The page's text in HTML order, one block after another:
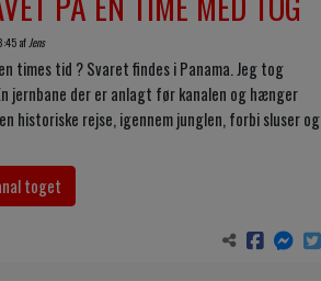
afJens
times tid ? Svaret findes i Panama. Jeg tog
jernbane der er anlagt før kanalen og hænger
historiske rejse, igennem junglen, forbi sluser og
toget